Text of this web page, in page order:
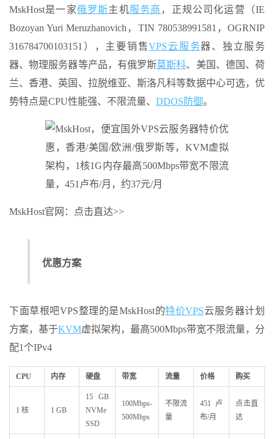
MskHost是一家俄罗斯主机服务商 ，正规公司化运营（IE
Bozoyan Yuri Meruzhanovich，TIN 780538991581，OGRNIP
316784700103151），主要销售VPS 云服务器、独立服务
器、物理服务器等产品，有俄罗斯莫斯科、美国、德国、荷
兰、香港、英国、拉脱维亚、斯洛凡科等数据中心可选，优
势特点是CPU性能强、不限流量、 DDOS防御。
MskHost官网：点击直达>>
优惠方案
下面草根吧VPS整理的是MskHost的特价VPS云服务器计划
方案，基于KVM虚拟架构，最高500Mbps带宽不限流量，分
配1个IPv4
CPU 内存 硬盘 带宽 流量 价格 购买
1 核 1 GB
15 GB
NVMe
SSD
100Mbps-
500Mbps
不限流
量
451卢
布/月
点击直
达